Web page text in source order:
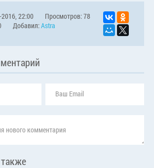
22:00
Просмотров: 78
Добавил:Astra